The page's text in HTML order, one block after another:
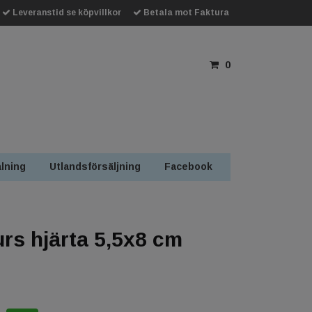
Leveranstid se köpvillkor Betala mot Faktura
0
Utlandsförsäljning Facebook
hjärta 5,5x8 cm